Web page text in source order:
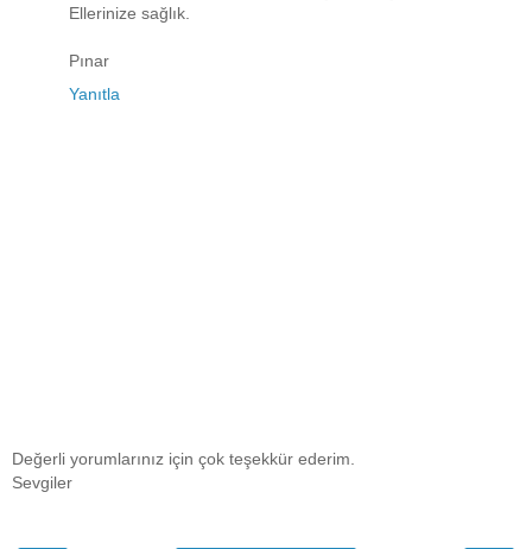
Ellerinize sağlık.
Pınar
Yanıtla
Değerli yorumlarınız için çok teşekkür ederim.
Sevgiler